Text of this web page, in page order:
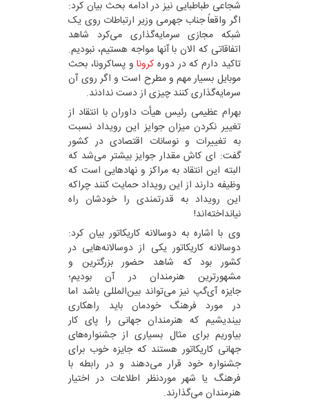
شجاعی طباطبایی نیز در ادامه بحث بیان کرد:
اگر واقعاً جناب جهرمی وزیر ارتباطات روی یک
شبکه مجازی سرمایه‌گذاری می‌کرد شاهد
اتفاقاتی که الان با آنها مواجه هستیم، نبودیم.
تاکید دارم که در دوره کروناو پساکرونا، بحث
موبایل بسیار مهم و مطرح است و اگر روی آن
سرمایه‌گذاری کنند چیزی از دست ندادند.
بهرام عظیمی رئیس هیأت داوران با انتقاد از
تغییر نکردن میزان جوایز این رویداد نسبت
به تغییرات و نوسانات اقتصادی در کشور
گفت: ای کاش مقدار جوایز بیشتر می‌شد که
البته این انتقاد به مراکز و نهادهایی است که
وظیفه دارند از این رویداد حمایت کنند چراکه
این رویداد به قدرتمندی را خودشان راه
نیانداخته‌اند!
وی با اشاره به دوسالانه کاریکاتور بیان کرد:
دوسالانه کاریکاتور یکی از دوسالانه‌هایی در
کشور بود که شاهد حضور بزرگترین و
مشهورترین هنرمندان در آن بودیم؛
جایزه آی‌گپ نیز می‌تواند بین‌المللی باشد اما
در مورد فرهنگ خودمان باید راهکاری
بیندیشیم که هنرمندان جهانی را پای کار
بیاوریم برای مثال بسیاری از جشنواره‌های
جهانی کاریکاتور هستند که جایزه خوب برای
جشنواره خود قرار می‌دهند و در رابطه با
فرهنگ یا شهر موردنظر اطلاعات در اختیار
هنرمندان می‌گذارند.